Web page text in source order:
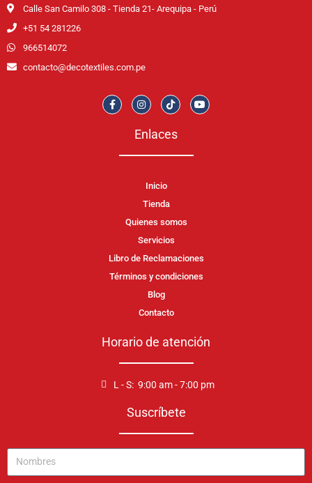
Calle San Camilo 308 - Tienda 21- Arequipa - Perú
+51 54 281226
966514072
contacto@decotextiles.com.pe
Enlaces
Inicio
Tienda
Quienes somos
Servicios
Libro de Reclamaciones
Términos y condiciones
Blog
Contacto
Horario de atención
L - S: 9:00 am - 7:00 pm
Suscríbete